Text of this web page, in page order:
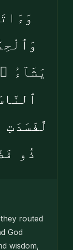
يَشَآءُ
لَّفَسَدَتِ
ذُو
routed
God
wisdom,